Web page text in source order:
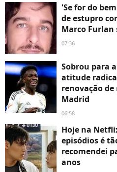
'Se for do
de estupro
Marco Furlan
07:36
Sobrou para
atitude
renovação de
Madrid
06:58
Hoje na
episódios é
recomendei
anos